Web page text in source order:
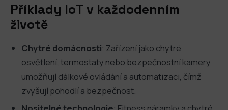
Příklady IoT v každodenním
životě
Chytré domácnosti: Zařízení jako chytré
osvětlení, termostaty nebo bezpečnostní kamery
umožňují dálkové ovládání a automatizaci, čímž
zvyšují pohodlí a bezpečnost.